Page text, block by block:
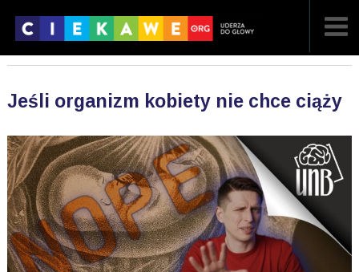
Jeśli organizm kobiety nie chce ciąży
POPULARNE
LOSOWE
A ARTYKUŁY
F FILMY
G GALERIA